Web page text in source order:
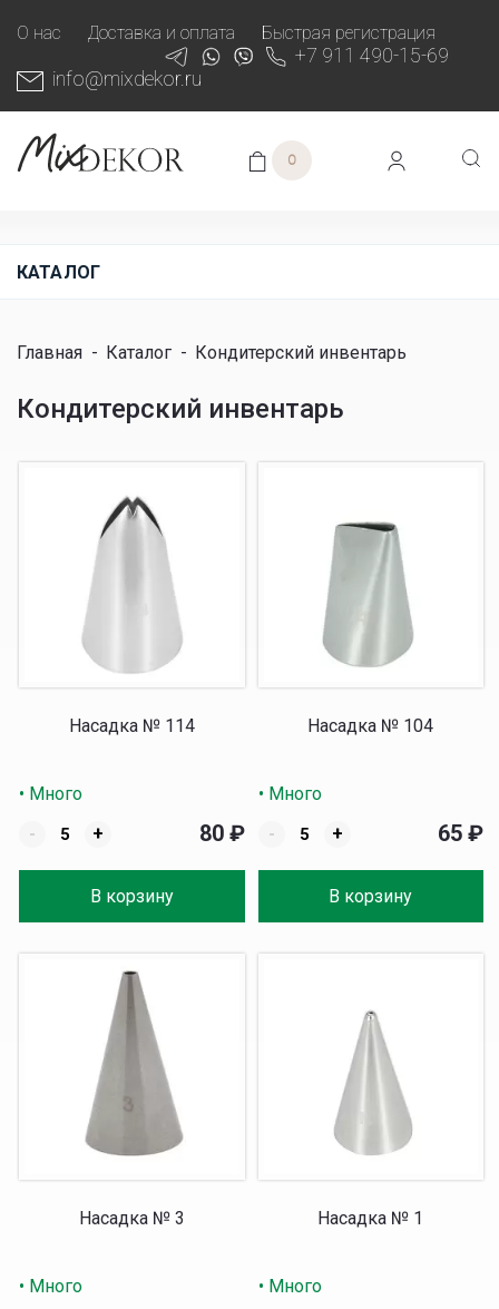
О нас Доставка и оплата Быстрая регистрация
+7 911 490-15-69
info@mixdekor.ru
0
КАТАЛОГ
Главная - Каталог - Кондитерский инвентарь
Кондитерский инвентарь
Насадка № 114
• Много
-
+
В корзину
80 ₽
Насадка № 104
• Много
-
+
В корзину
65 ₽
Насадка № 3
• Много
Насадка № 1
• Много